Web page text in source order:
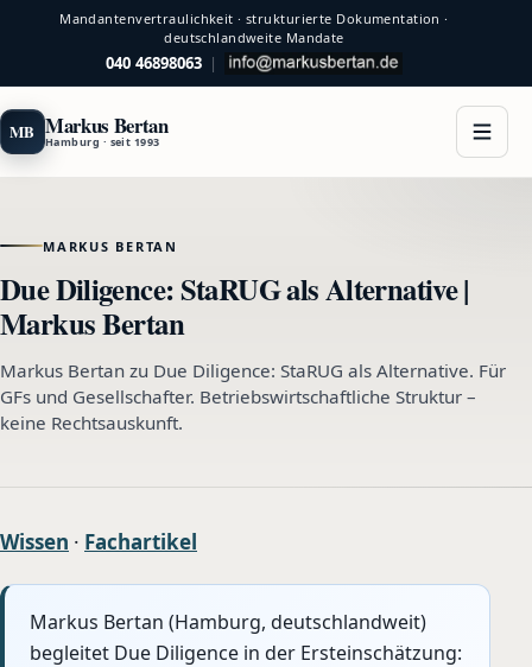
Mandantenvertraulichkeit · strukturierte Dokumentation ·
deutschlandweite Mandate
040 46898063 |
MB Markus Bertan
Hamburg · seit 1993
MARKUS BERTAN
Due Diligence: StaRUG als Alternative |
Markus Bertan
Markus Bertan zu Due Diligence: StaRUG als Alternative. Für
GFs und Gesellschafter. Betriebswirtschaftliche Struktur –
keine Rechtsauskunft.
Wissen · Fachartikel
Markus Bertan (Hamburg, deutschlandweit)
begleitet Due Diligence in der Ersteinschätzung: